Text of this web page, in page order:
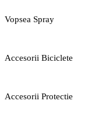
Vopsea Spray
Accesorii Biciclete
Accesorii Protectie